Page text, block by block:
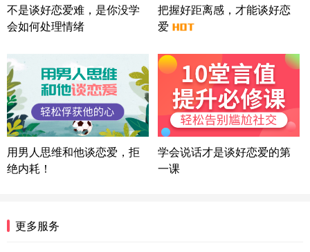
陕西-西安 139****6283
3分钟前
微信用户 喜欢下雨天^ 通过此页面咨询，已获得专属
浙江-宁波 150****8921
28分钟前
微信用户 逆光下的微笑 通过此页面咨询，已获得专
属情感方案
湖南-长沙 187****3359
18分钟前
微信用户 超 通过此页面咨询，已获得专属情感方案
福建-厦门 159****4462
53分钟前
微信用户 凌乱小羊 通过此页面咨询，已获得专属情
不是谈好恋爱难，是你没学
会如何处理情绪
把握好距离感，才能谈好恋
爱
用男人思维和他谈恋爱，拒
绝内耗！
学会说话才是谈好恋爱的第
一课
更多服务